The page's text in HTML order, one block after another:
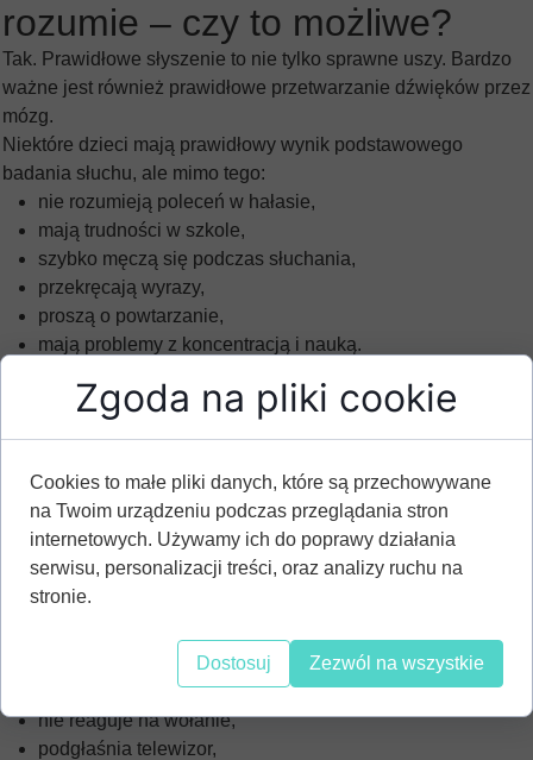
rozumie – czy to możliwe?
Tak. Prawidłowe słyszenie to nie tylko sprawne uszy. Bardzo
ważne jest również prawidłowe przetwarzanie dźwięków przez
mózg.
Niektóre dzieci mają prawidłowy wynik podstawowego
badania słuchu, ale mimo tego:
nie rozumieją poleceń w hałasie,
mają trudności w szkole,
szybko męczą się podczas słuchania,
przekręcają wyrazy,
proszą o powtarzanie,
mają problemy z koncentracją i nauką.
niedosłuch,
trudności neurorozwojowe wymagające dalszej
diagnostyki.
Objawy, które powinny zwrócić
Warto wykonać badanie słuchu dziecka, jeśli:
dziecko często mówi „co?”,
nie reaguje na wołanie,
podgłaśnia telewizor,
Zgoda na pliki cookie
Cookies to małe pliki danych, które są przechowywane
na Twoim urządzeniu podczas przeglądania stron
internetowych. Używamy ich do poprawy działania
serwisu, personalizacji treści, oraz analizy ruchu na
stronie.
Dostosuj Zezwól na wszystkie